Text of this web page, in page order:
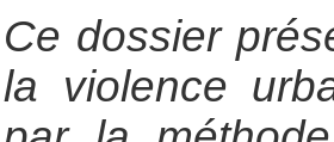
Ce dossier
la violence